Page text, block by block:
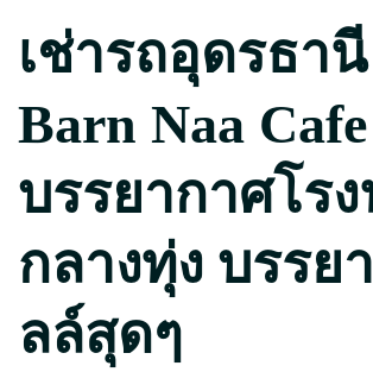
เช่ารถอุดรธา
Barn Naa
บรรยากาศโร
กลางทุ่ง บรรย
ลล์สุดๆ